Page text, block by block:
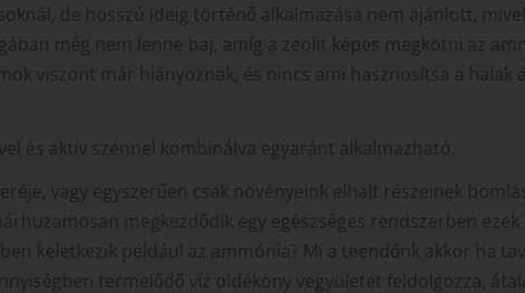
de hosszú ideig történő alkalmazása nem ajánlott,
még nem lenne baj, amíg a zeolit képes megkötni az
viszont már hiányoznak, és nincs ami hasznosítsa a
és aktív szénnel kombinálva egyaránt alkalmazható.
vagy egyszerűen csak növényeink elhalt részeinek
megkezdődik egy egészséges rendszerben
keletkezik például az ammónia? Mi a teendőnk akkor ha
termelődő víz oldékony vegyületet feldolgozza,